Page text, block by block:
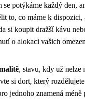
se potýkáme každý den,
to, co máme k
si koupit dražší kávu
o alokaci vašich
, stavu, kdy už nelze
si dort, který
jednoho znamená méně